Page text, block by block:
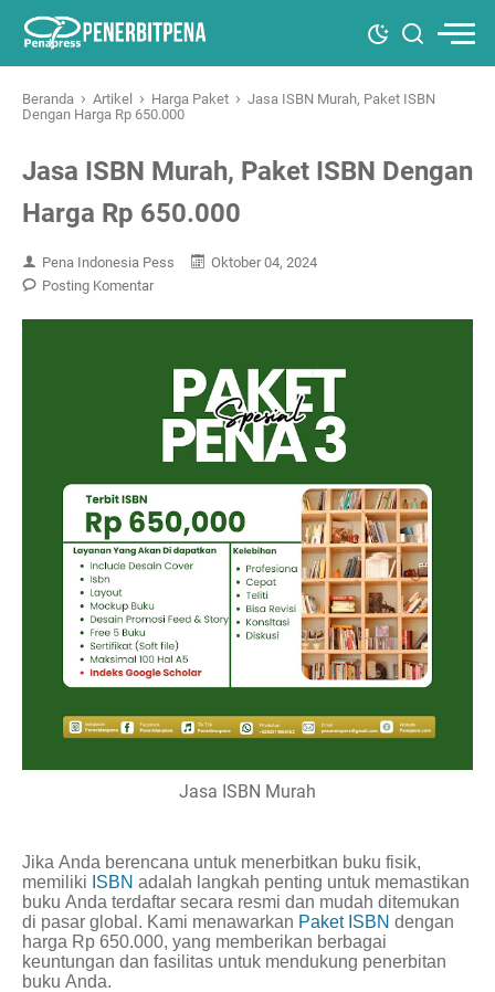
Beranda › Artikel › Harga Paket › Jasa ISBN Murah, Paket ISBN
Dengan Harga Rp 650.000
Jasa ISBN Murah, Paket ISBN Dengan
Harga Rp 650.000
Pena Indonesia Pess
Oktober 04, 2024
Posting Komentar
Jasa ISBN Murah
Jika Anda berencana untuk menerbitkan buku fisik,
memiliki ISBN adalah langkah penting untuk memastikan
buku Anda terdaftar secara resmi dan mudah ditemukan
di pasar global. Kami menawarkan Paket ISBN dengan
harga Rp 650.000, yang memberikan berbagai
keuntungan dan fasilitas untuk mendukung penerbitan
buku Anda.